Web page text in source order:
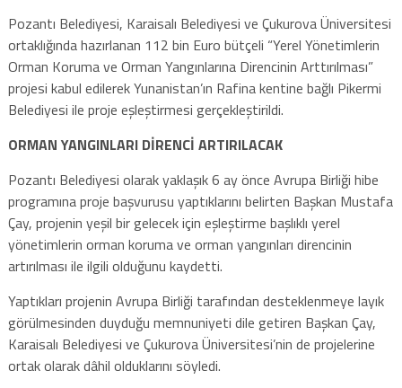
Pozantı Belediyesi, Karaisalı Belediyesi ve Çukurova Üniversitesi
ortaklığında hazırlanan 112 bin Euro bütçeli “Yerel Yönetimlerin
Orman Koruma ve Orman Yangınlarına Direncinin Arttırılması”
projesi kabul edilerek Yunanistan’ın Rafina kentine bağlı Pikermi
Belediyesi ile proje eşleştirmesi gerçekleştirildi.
ORMAN YANGINLARI DİRENCİ ARTIRILACAK
Pozantı Belediyesi olarak yaklaşık 6 ay önce Avrupa Birliği hibe
programına proje başvurusu yaptıklarını belirten Başkan Mustafa
Çay, projenin yeşil bir gelecek için eşleştirme başlıklı yerel
yönetimlerin orman koruma ve orman yangınları direncinin
artırılması ile ilgili olduğunu kaydetti.
Yaptıkları projenin Avrupa Birliği tarafından desteklenmeye layık
görülmesinden duyduğu memnuniyeti dile getiren Başkan Çay,
Karaisalı Belediyesi ve Çukurova Üniversitesi’nin de projelerine
ortak olarak dâhil olduklarını söyledi.